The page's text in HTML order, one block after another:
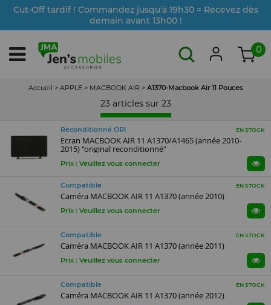
Cut-Off tardif ! Commandez jusqu'à 19h30 = Recevez dès
demain avant 13h00 !
0
Accueil > APPLE > MACBOOK AIR > A1370-Macbook Air 11 Pouces
23 articles sur 23
Reconditionné ORI EN STOCK
Ecran MACBOOK AIR 11 A1370/A1465 (année 2010-
2015) "original reconditionné"
Prix : Veuillez vous connecter
Compatible EN STOCK
Caméra MACBOOK AIR 11 A1370 (année 2010)
Prix : Veuillez vous connecter
Compatible EN STOCK
Caméra MACBOOK AIR 11 A1370 (année 2011)
Prix : Veuillez vous connecter
Compatible EN STOCK
Caméra MACBOOK AIR 11 A1370 (année 2012)